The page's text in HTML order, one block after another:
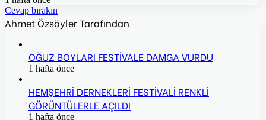
Cevap bırakın
Ahmet Özsöyler Tarafından
OĞUZ BOYLARI FESTİVALE DAMGA VURDU
1 hafta önce
HEMŞEHRİ DERNEKLERİ FESTİVALİ RENKLİ
GÖRÜNTÜLERLE AÇILDI
1 hafta önce